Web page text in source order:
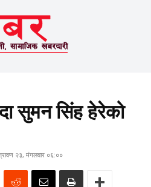
सुमन सिंह हेरेको
२३, मंगलवार ०६:००